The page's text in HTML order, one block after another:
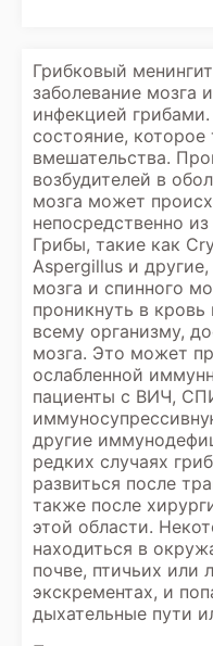
Грибковый
заболевание мозга
инфекцией
состояние,
вмешательства.
возбудителей в
мозга может
непосредственно
Грибы, такие как
Aspergillus и
мозга и спинного
проникнуть в
всему организму,
мозга. Это может
ослабленной
пациенты с ВИЧ,
другие
редких случаях
развиться после
также после
этой области.
находиться в
почве, птичьих или
экскрементах, и
дыхательные пути